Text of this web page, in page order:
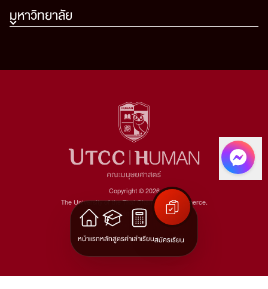
หน้าแรกหลักสูตรค่าเล่าเรียนสมัครเรียน
มหาวิทยาลัย
Copyright © 2026
The University of the Thai Chamber of Commerce.
All rights reserved.
Version: v1.2.22
นโยบายการคุ้มครองข้อมูลส่วนบุคคล